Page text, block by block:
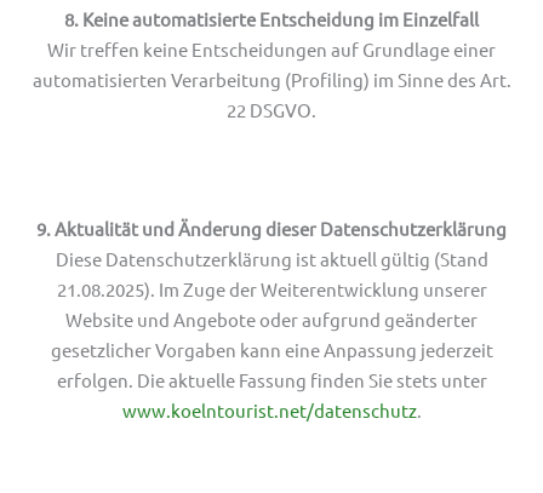
8. Keine automatisierte Entscheidung im Einzelfall
Wir treffen keine Entscheidungen auf Grundlage einer
automatisierten Verarbeitung (Profiling) im Sinne des Art.
22 DSGVO.
9. Aktualität und Änderung dieser Datenschutzerklärung
Diese Datenschutzerklärung ist aktuell gültig (Stand
21.08.2025). Im Zuge der Weiterentwicklung unserer
Website und Angebote oder aufgrund geänderter
gesetzlicher Vorgaben kann eine Anpassung jederzeit
erfolgen. Die aktuelle Fassung finden Sie stets unter
www.koelntourist.net/datenschutz.